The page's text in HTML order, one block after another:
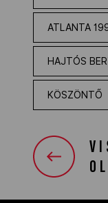
ATLANTA
HAJTÓS
KÖSZÖNTŐ